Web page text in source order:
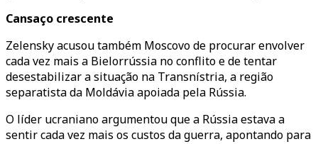
Cansaço crescente
Zelensky acusou também Moscovo de procurar envolver
cada vez mais a Bielorrússia no conflito e de tentar
desestabilizar a situação na Transnístria, a região
separatista da Moldávia apoiada pela Rússia.
O líder ucraniano argumentou que a Rússia estava a
sentir cada vez mais os custos da guerra, apontando para